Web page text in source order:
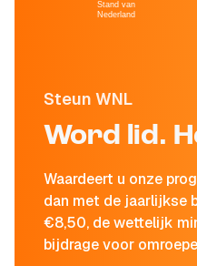
Steun WNL
Word lid.
Waardeert u onze
dan met de jaarlijkse
€8,50, de wettelijk
bijdrage voor
Stand van
Nederland